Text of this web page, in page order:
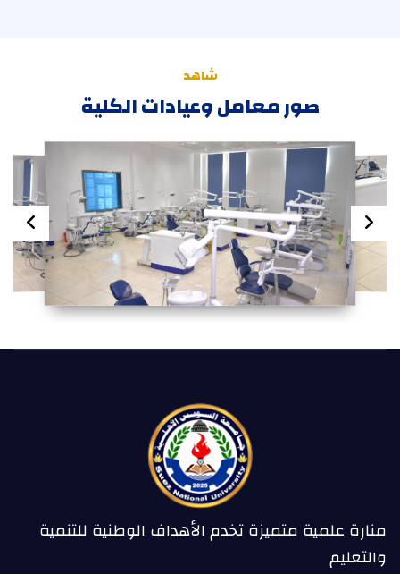
شاهد
صور معامل وعيادات الكلية
منارة علمية متميزة تخدم الأهداف الوطنية للتنمية
والتعليم